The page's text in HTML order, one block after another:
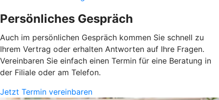
Persönliches Gespräch
Auch im persönlichen Gespräch kommen Sie schnell zu
Ihrem Vertrag oder erhalten Antworten auf Ihre Fragen.
Vereinbaren Sie einfach einen Termin für eine Beratung in
der Filiale oder am Telefon.
Jetzt Termin vereinbaren